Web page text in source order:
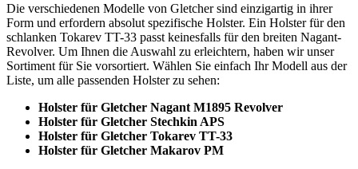
Die verschiedenen Modelle von Gletcher sind einzigartig in ihrer
Form und erfordern absolut spezifische Holster. Ein Holster für den
schlanken Tokarev TT-33 passt keinesfalls für den breiten Nagant-
Revolver. Um Ihnen die Auswahl zu erleichtern, haben wir unser
Sortiment für Sie vorsortiert. Wählen Sie einfach Ihr Modell aus der
Liste, um alle passenden Holster zu sehen:
Holster für Gletcher Nagant M1895 Revolver
Holster für Gletcher Stechkin APS
Holster für Gletcher Tokarev TT-33
Holster für Gletcher Makarov PM